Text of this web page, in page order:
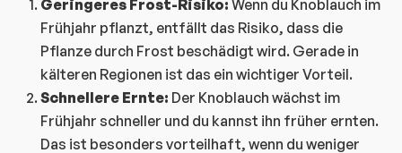
Geringeres Frost-Risiko: Wenn du Knoblauch im
Frühjahr pflanzt, entfällt das Risiko, dass die
Pflanze durch Frost beschädigt wird. Gerade in
kälteren Regionen ist das ein wichtiger Vorteil.
Schnellere Ernte: Der Knoblauch wächst im
Frühjahr schneller und du kannst ihn früher ernten.
Das ist besonders vorteilhaft, wenn du weniger